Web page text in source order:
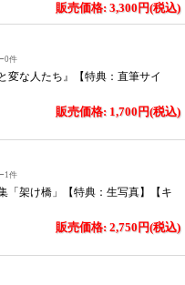
販売価格: 3,300円(税込)
0件
変な人たち』【特典：直筆サイ
販売価格: 1,700円(税込)
1件
「架け橋」【特典：生写真】【キ
販売価格: 2,750円(税込)